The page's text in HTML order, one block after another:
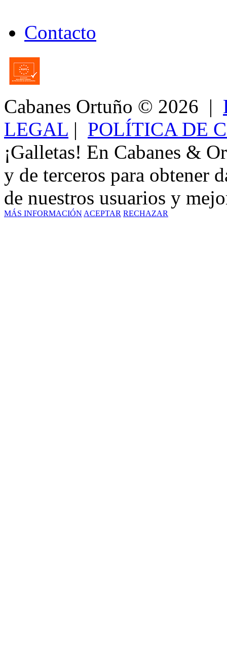
Contacto
Cabanes Ortuño © 2026 |
LEGAL | POLÍTICA DE
¡Galletas! En Cabanes &
y de terceros para obtener
de nuestros usuarios y
MÁS INFORMACIÓN ACEPTAR RECHAZAR